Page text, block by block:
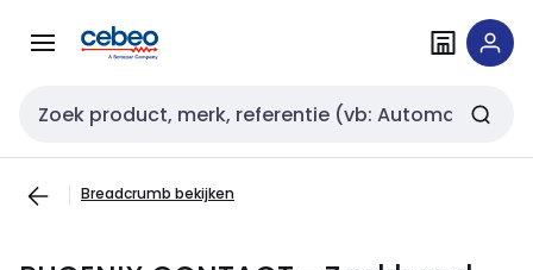
naar
naar
Zoekveld invoer
Breadcrumb bekijken